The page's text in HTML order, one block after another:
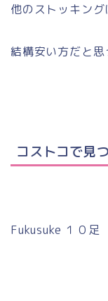
他のストッキング
結構安い方だと
コストコで見
Fukusuke １０